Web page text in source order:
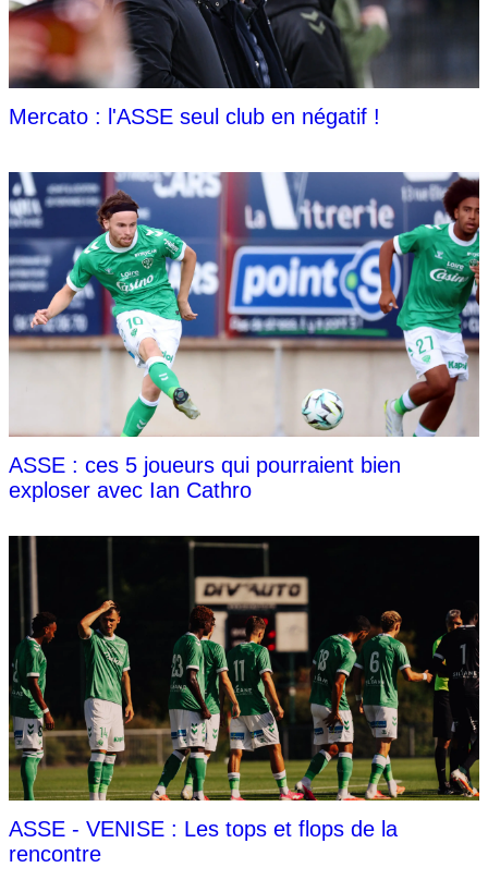
Mercato : l'ASSE seul club en négatif !
ASSE : ces 5 joueurs qui pourraient bien
exploser avec Ian Cathro
ASSE - VENISE : Les tops et flops de la
rencontre